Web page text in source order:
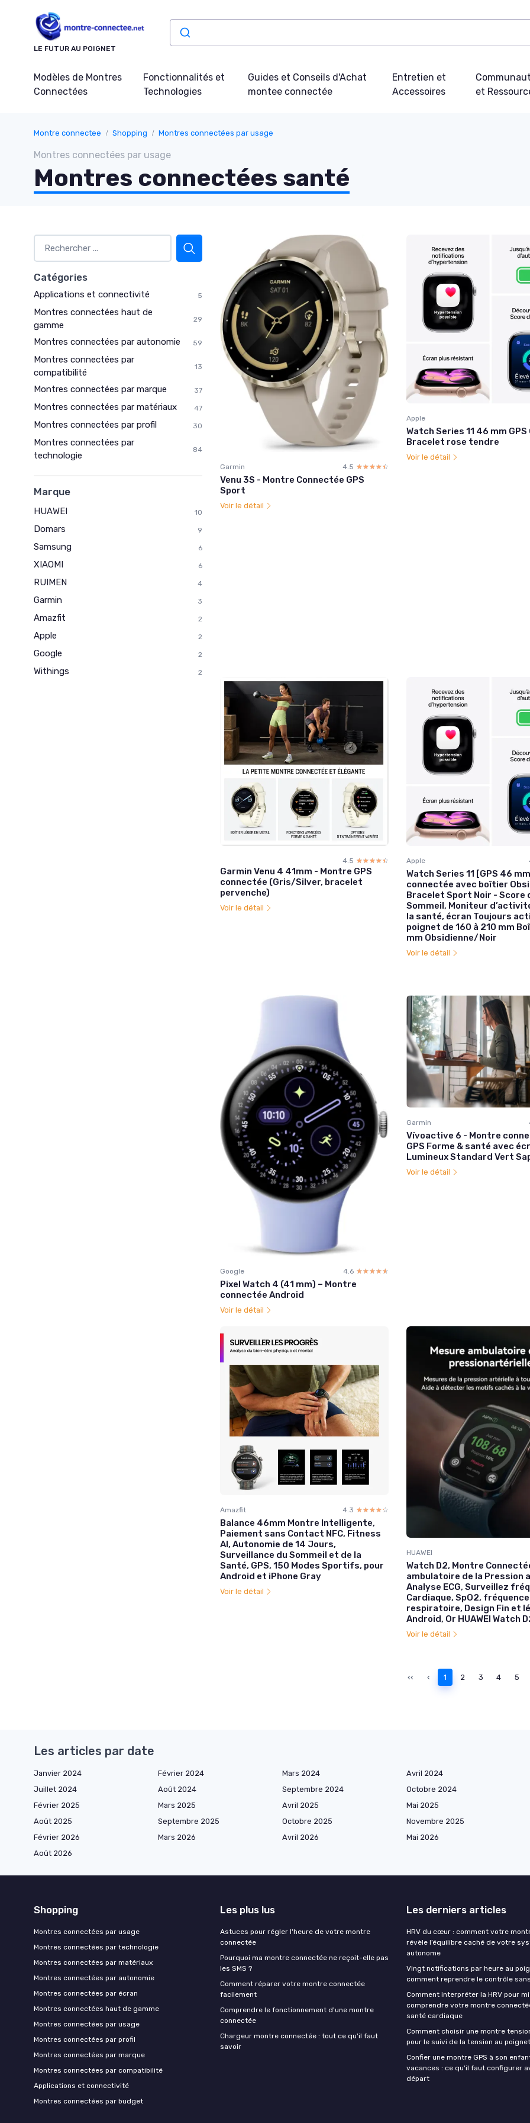
LE FUTUR AU POIGNET
Modèles de Montres
Connectées
Fonctionnalités et
Technologies
Guides et Conseils d'Achat
montee connectée
Entretien et
Accessoires
et
Montre connectee Shopping Montres connectées par usage
Montres connectées par usage
Montres connectées santé
Catégories
Applications et connectivité 5
Montres connectées haut de
gamme
29
Montres connectées par autonomie 59
Montres connectées par
compatibilité
13
Montres connectées par marque 37
Montres connectées par matériaux 47
Montres connectées par profil 30
Montres connectées par
technologie
84
Marque
HUAWEI 10
Domars 9
Samsung 6
XIAOMI 6
RUIMEN 4
Garmin 3
Amazfit 2
Apple 2
Google 2
Withings 2
Garmin 4.5 ☆☆☆☆☆
★★★★★
Venu 3S - Montre Connectée GPS
Sport
Voir le détail
Apple
Watch Series 11 46 mm
Bracelet rose tendre
Voir le détail
4.5 ☆☆☆☆☆
★★★★★
Garmin Venu 4 41mm - Montre GPS
connectée (Gris/Silver, bracelet
pervenche)
Voir le détail
Apple
Watch Series 11 [GPS 46
connectée avec boîtier
Bracelet Sport Noir - Score
Sommeil, Moniteur
la santé, écran Toujours
poignet de 160 à 210 mm
mm Obsidienne/Noir
Voir le détail
Google 4.6 ☆☆☆☆☆
★★★★★
Pixel Watch 4 (41 mm) – Montre
connectée Android
Voir le détail
Garmin
Vívoactive 6 - Montre
GPS Forme & santé avec
Lumineux Standard Vert
Voir le détail
Amazfit 4.3 ☆☆☆☆☆
★★★★★
Balance 46mm Montre Intelligente,
Paiement sans Contact NFC, Fitness
AI, Autonomie de 14 Jours,
Surveillance du Sommeil et de la
Santé, GPS, 150 Modes Sportifs, pour
Android et iPhone Gray
Voir le détail
HUAWEI
Watch D2, Montre
ambulatoire de la Pression
Analyse ECG, Surveillez
Cardiaque, SpO2, fréquence
respiratoire, Design Fin et
Android, Or HUAWEI Watch
Voir le détail
‹‹ ‹ 1 2 3 4 5
Les articles par date
Janvier 2024 Février 2024 Mars 2024 Avril 2024
Juillet 2024
Août 2024 Septembre 2024 Octobre 2024
Février 2025
Mars 2025 Avril 2025 Mai 2025
Août 2025
Septembre 2025 Octobre 2025 Novembre 2025
Février 2026
Mars 2026 Avril 2026 Mai 2026
Août 2026
Shopping
Montres connectées par usage
Montres connectées par technologie
Montres connectées par matériaux
Montres connectées par autonomie
Montres connectées par écran
Montres connectées haut de gamme
Montres connectées par usage
Montres connectées par profil
Montres connectées par marque
Montres connectées par compatibilité
Applications et connectivité
Montres connectées par budget
Les plus lus
Astuces pour régler l'heure de votre montre
connectée
Pourquoi ma montre connectée ne reçoit-elle pas
les SMS ?
Comment réparer votre montre connectée
facilement
Comprendre le fonctionnement d'une montre
connectée
Chargeur montre connectée : tout ce qu'il faut
savoir
Les derniers articles
HRV du cœur : comment votre
révèle l’équilibre caché de votre
autonome
Vingt notifications par heure au
comment reprendre le contrôle
Comment interpréter la HRV pour
comprendre votre montre
santé cardiaque
Comment choisir une montre
pour le suivi de la tension au poignet
Confier une montre GPS à son
vacances : ce qu'il faut configurer
départ